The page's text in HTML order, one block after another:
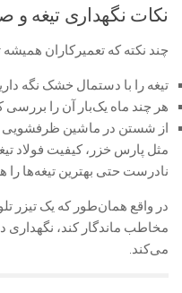
نکات نگهداری تیغه و
چند نکته که تعمیرکاران
تیغه را با دستمال خشک نگه
هر چند ماه یک‌بار آن را بررسی
از شستن در ماشین ظرفشویی
مثل پارس خزر، کیفیت فولاد
نادرست حتی بهترین تیغه‌ها
در واقع همان‌طور که یک تیزر
مخاطب ماندگار کند، نگهداری
می‌کند.